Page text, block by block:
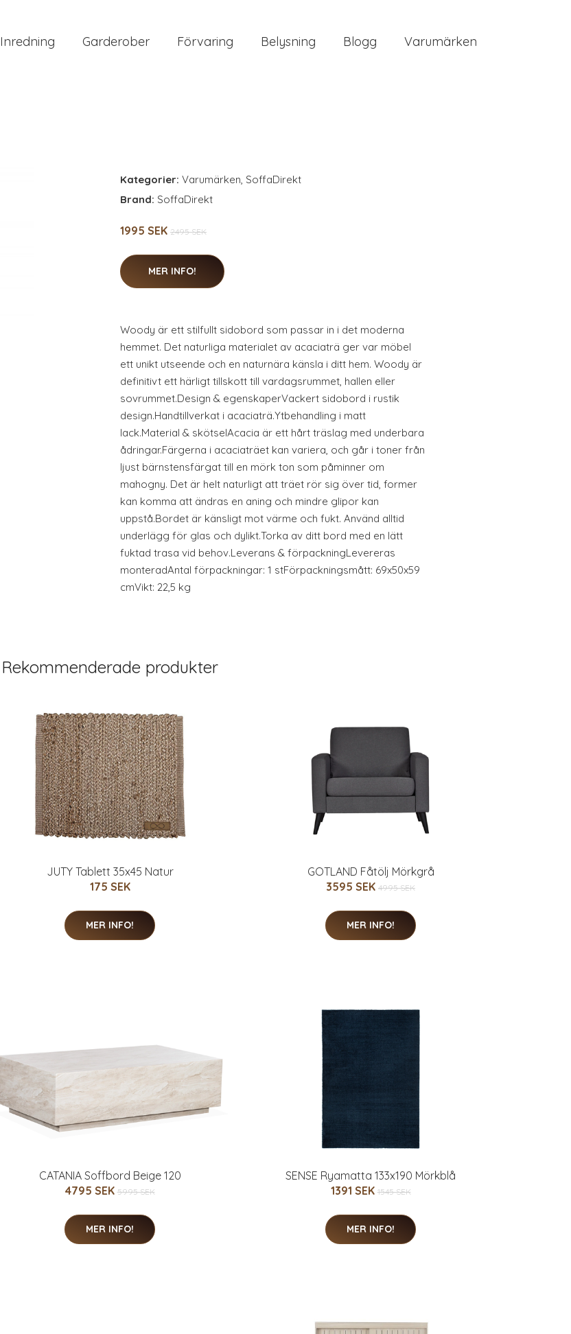
Inredning Garderober Förvaring Belysning Blogg Varumärken
Kategorier: Varumärken, SoffaDirekt
Brand: SoffaDirekt
1995 SEK 2495 SEK
MER INFO!
Woody är ett stilfullt sidobord som passar in i det moderna
hemmet. Det naturliga materialet av acaciaträ ger var möbel
ett unikt utseende och en naturnära känsla i ditt hem. Woody är
definitivt ett härligt tillskott till vardagsrummet, hallen eller
sovrummet.Design & egenskaperVackert sidobord i rustik
design.Handtillverkat i acaciaträ.Ytbehandling i matt
lack.Material & skötselAcacia är ett hårt träslag med underbara
ådringar.Färgerna i acaciaträet kan variera, och går i toner från
ljust bärnstensfärgat till en mörk ton som påminner om
mahogny. Det är helt naturligt att träet rör sig över tid, former
kan komma att ändras en aning och mindre glipor kan
uppstå.Bordet är känsligt mot värme och fukt. Använd alltid
underlägg för glas och dylikt.Torka av ditt bord med en lätt
fuktad trasa vid behov.Leverans & förpackningLevereras
monteradAntal förpackningar: 1 stFörpackningsmått: 69x50x59
cmVikt: 22,5 kg
Rekommenderade produkter
JUTY Tablett 35x45 Natur
175 SEK
MER INFO!
GOTLAND Fåtölj Mörkgrå
3595 SEK 4995 SEK
MER INFO!
CATANIA Soffbord Beige 120
4795 SEK 5995 SEK
MER INFO!
SENSE Ryamatta 133x190 Mörkblå
1391 SEK 1545 SEK
MER INFO!